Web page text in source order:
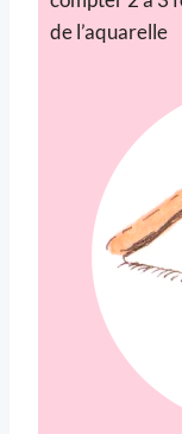
de l’aquarelle